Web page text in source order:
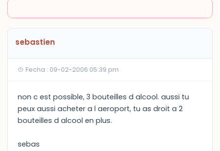
sebastien
Fecha : 09-02-2006 05:39 pm
non c est possible, 3 bouteilles d alcool. aussi tu
peux aussi acheter a l aeroport, tu as droit a 2
bouteilles d alcool en plus.
sebas